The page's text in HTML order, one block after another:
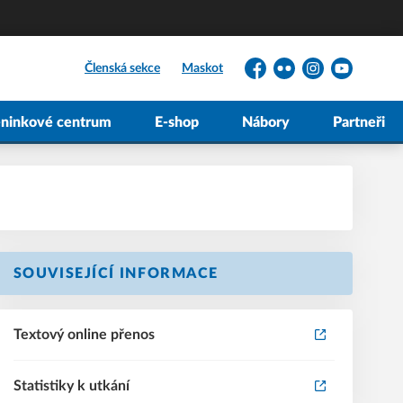
Členská sekce Maskot
Facebook
FlickrInstagramYouTube
centrum E-shop Nábory Partneři
SOUVISEJÍCÍ INFORMACE
Textový online přenos
Statistiky k utkání